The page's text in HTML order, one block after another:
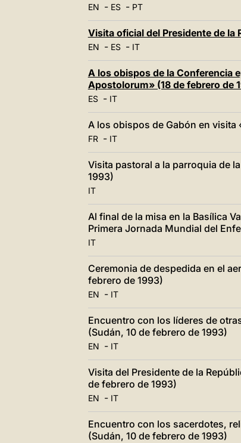
EN - ES- PT
Visita oficial del Presidente de la
EN - ES- IT
A los obispos de la Conferencia
Apostolorum» (18 de febrero de
ES- IT
A los obispos de Gabón en visita
FR- IT
Visita pastoral a la parroquia de
1993)
IT
Al final de la misa en la Basílica
Primera Jornada Mundial del
IT
Ceremonia de despedida en el
febrero de 1993)
EN - IT
Encuentro con los líderes de
(Sudán, 10 de febrero de 1993)
EN - IT
Visita del Presidente de la
de febrero de 1993)
EN - IT
Encuentro con los sacerdotes,
(Sudán, 10 de febrero de 1993)